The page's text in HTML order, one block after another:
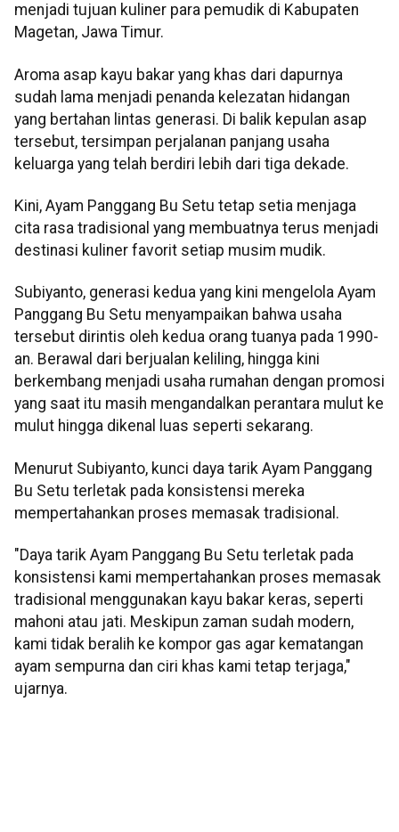
menjadi tujuan kuliner para pemudik di Kabupaten
Magetan, Jawa Timur.
Aroma asap kayu bakar yang khas dari dapurnya
sudah lama menjadi penanda kelezatan hidangan
yang bertahan lintas generasi. Di balik kepulan asap
tersebut, tersimpan perjalanan panjang usaha
keluarga yang telah berdiri lebih dari tiga dekade.
Kini, Ayam Panggang Bu Setu tetap setia menjaga
cita rasa tradisional yang membuatnya terus menjadi
destinasi kuliner favorit setiap musim mudik.
Subiyanto, generasi kedua yang kini mengelola Ayam
Panggang Bu Setu menyampaikan bahwa usaha
tersebut dirintis oleh kedua orang tuanya pada 1990-
an. Berawal dari berjualan keliling, hingga kini
berkembang menjadi usaha rumahan dengan promosi
yang saat itu masih mengandalkan perantara mulut ke
mulut hingga dikenal luas seperti sekarang.
Menurut Subiyanto, kunci daya tarik Ayam Panggang
Bu Setu terletak pada konsistensi mereka
mempertahankan proses memasak tradisional.
"Daya tarik Ayam Panggang Bu Setu terletak pada
konsistensi kami mempertahankan proses memasak
tradisional menggunakan kayu bakar keras, seperti
mahoni atau jati. Meskipun zaman sudah modern,
kami tidak beralih ke kompor gas agar kematangan
ayam sempurna dan ciri khas kami tetap terjaga,"
ujarnya.